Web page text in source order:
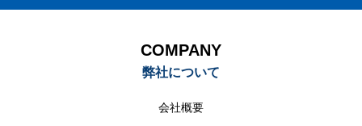
COMPANY
弊社について
会社概要